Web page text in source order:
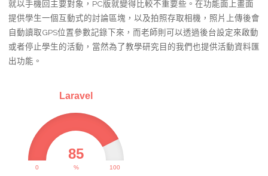
就以手機回主要對象，PC版就變得比較不重要些。在功能面上畫面
提供學生一個互動式的討論區塊，以及拍照存取相機，照片上傳後會
自動讀取GPS位置參數記錄下來，而老師則可以透過後台設定來啟動
或者停止學生的活動，當然為了教學研究目的我們也提供活動資料匯
出功能。
Laravel
85
%
0 100